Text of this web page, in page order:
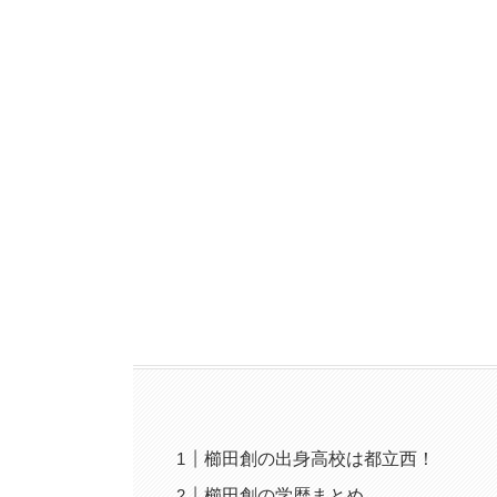
櫛田創の出身高校は都立西！